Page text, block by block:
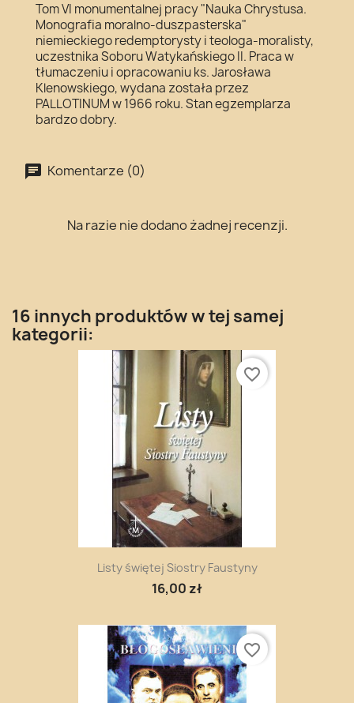
Tom VI monumentalnej pracy "Nauka Chrystusa.
Monografia moralno-duszpasterska"
niemieckiego redemptorysty i teologa-moralisty,
uczestnika Soboru Watykańskiego II. Praca w
tłumaczeniu i opracowaniu ks. Jarosława
Klenowskiego, wydana została przez
PALLOTINUM w 1966 roku. Stan egzemplarza
bardzo dobry.
Komentarze (0)
Na razie nie dodano żadnej recenzji.
16 innych produktów w tej samej
kategorii:
Listy świętej Siostry Faustyny
16,00 zł
favorite_border
favorite_border